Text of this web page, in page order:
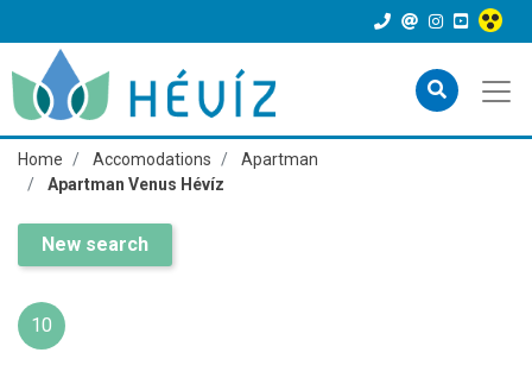
Home Accomodations
Apartman
Apartman Venus Hévíz
New search
10